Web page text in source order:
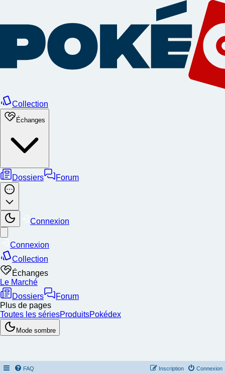
FAQ Connexion
Inscription